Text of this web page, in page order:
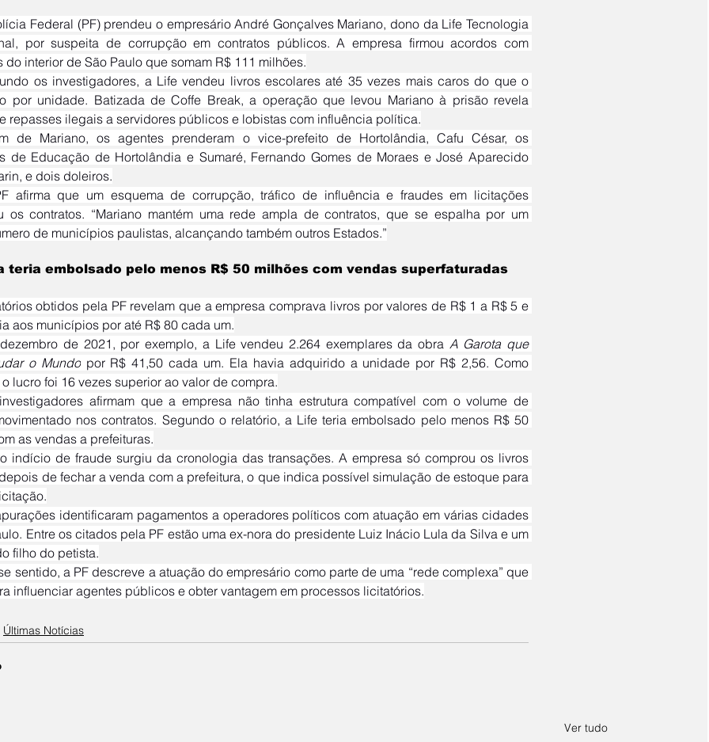
por suspeita de corrupção em contratos públicos. A empresa firmou acordos com
do interior de São Paulo que somam R$ 111 milhões.
por unidade. Batizada de Coffe Break, a operação que levou Mariano à prisão revela
repasses ilegais a servidores públicos e lobistas com influência política.
de Educação de Hortolândia e Sumaré, Fernando Gomes de Moraes e José Aparecido
e dois doleiros.
os contratos. “Mariano mantém uma rede ampla de contratos, que se espalha por um
de municípios paulistas, alcançando também outros Estados.”
teria embolsado pelo menos R$ 50 milhões com vendas superfaturadas
aos municípios por até R$ 80 cada um.
de 2021, por exemplo, a Life vendeu 2.264 exemplares da obra
A Garota que
o Mundo por R$ 41,50 cada um. Ela havia adquirido a unidade por R$ 2,56. Como
lucro foi 16 vezes superior ao valor de compra.
nos contratos. Segundo o relatório, a Life teria embolsado pelo menos R$ 50
as vendas a prefeituras.
de fechar a venda com a prefeitura, o que indica possível simulação de estoque para
Entre os citados pela PF estão uma ex-nora do presidente Luiz Inácio Lula da Silva e um
filho do petista.
influenciar agentes públicos e obter vantagem em processos licitatórios.
Últimas Notícias
Ver tudo